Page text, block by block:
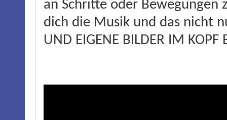
an Schritte oder Bewegungen
dich die Musik und das nicht
UND EIGENE BILDER IM KOPF